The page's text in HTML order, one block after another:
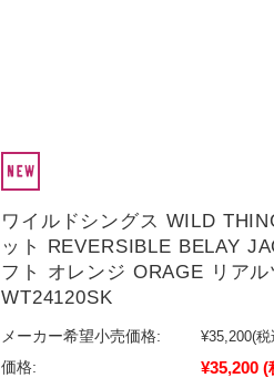
ワイルドシングス WILD
ット REVERSIBLE BELAY
フト オレンジ ORAGE リア
WT24120SK
メーカー希望小売価格: ¥35,200(税
価格:
¥35,200 (